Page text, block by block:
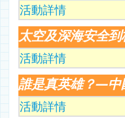
活動詳情
太空及深海安全
活動詳情
誰是真英雄？—中
活動詳情